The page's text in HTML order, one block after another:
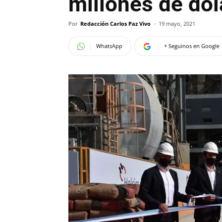
Por Redacción Carlos Paz Vivo - 19 mayo, 2021
WhatsApp + Seguinos en Google